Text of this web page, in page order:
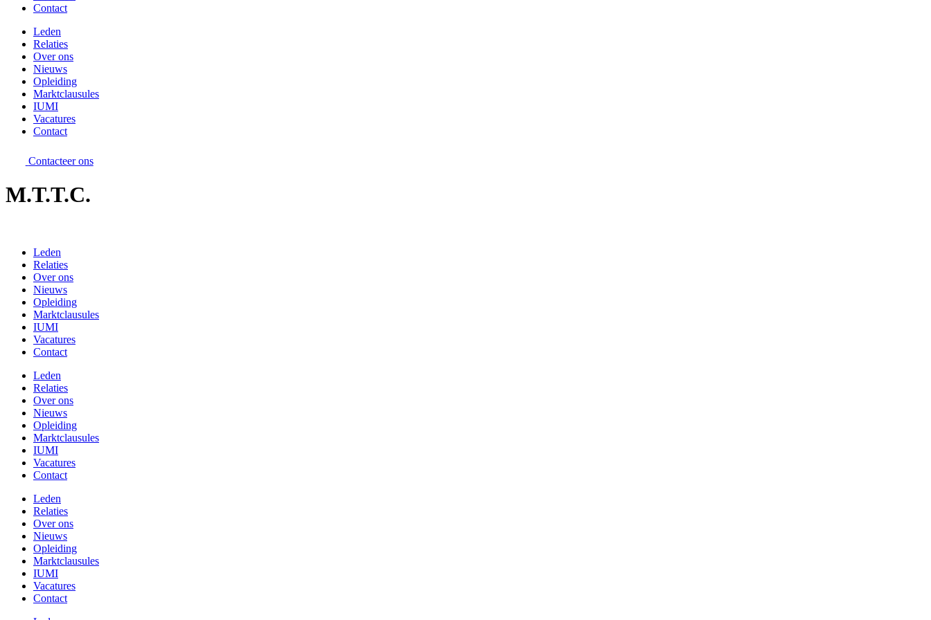
Contact
Leden
Relaties
Over ons
Nieuws
Opleiding
Marktclausules
IUMI
Vacatures
Contact
Contacteer ons
M.T.T.C.
Leden
Relaties
Over ons
Nieuws
Opleiding
Marktclausules
IUMI
Vacatures
Contact
Leden
Relaties
Over ons
Nieuws
Opleiding
Marktclausules
IUMI
Vacatures
Contact
Leden
Relaties
Over ons
Nieuws
Opleiding
Marktclausules
IUMI
Vacatures
Contact